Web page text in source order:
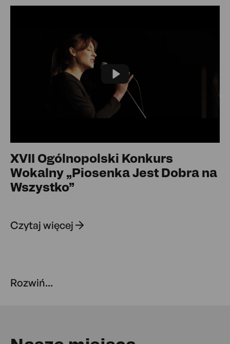
Play
XVII Ogólnopolski Konkurs
Wokalny „Piosenka Jest Dobra na
Wszystko”
Czytaj więcej
Rozwiń...